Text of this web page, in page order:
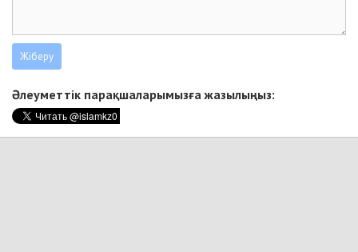
Әлеуметтік парақшаларымызға жазылыңыз: